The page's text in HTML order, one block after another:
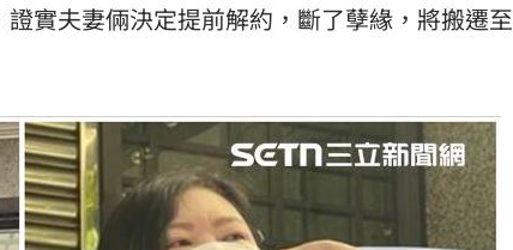
實夫妻倆決定提前解約，斷了孽緣，將搬遷至